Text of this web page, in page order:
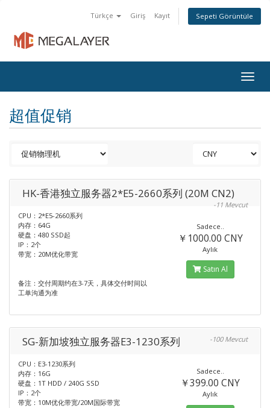
Türkçe Giriş Kayıt Sepeti Görüntüle
超值促销
HK-香港独立服务器2*E5-2660系列 (20M CN2)
-11 Mevcut
CPU：2*E5-2660系列
内存：64G
硬盘：480 SSD起
IP：2个
带宽：20M优化带宽
备注：交付周期约在3-7天，具体交付时间以
工单沟通为准
Sadece..
￥1000.00 CNY
Aylık
Satın Al
SG-新加坡独立服务器E3-1230系列 -100 Mevcut
CPU：E3-1230系列
内存：16G
硬盘：1T HDD / 240G SSD
IP：2个
带宽：10M优化带宽/20M国际带宽
Sadece..
￥399.00 CNY
Aylık